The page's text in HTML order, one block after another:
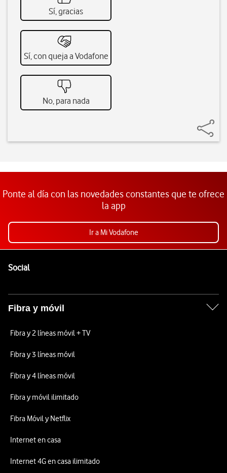
Sí, gracias
Sí, con queja a Vodafone
No, para nada
Ponte al día con las novedades constantes que te ofrece
la app
Ir a Mi Vodafone
SocialEnlaces a las redes sociales de Vodafone
Fibra y móvil
Fibra y 2 líneas móvil + TV
Fibra y 3 líneas móvil
Fibra y 4 líneas móvil
Fibra y móvil ilimitado
Fibra Móvil y Netflix
Internet en casa
Internet 4G en casa ilimitado